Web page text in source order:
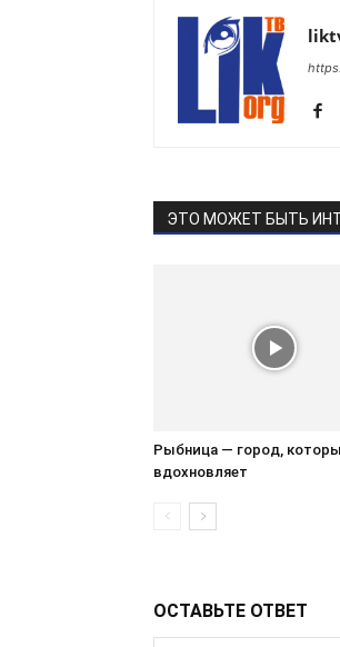
ЭТО МОЖЕТ БЫТЬ
Рыбница — город,
вдохновляет
ОСТАВЬТЕ ОТВЕТ